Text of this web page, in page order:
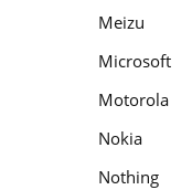
Meizu
Microsoft
Motorola
Nokia
Nothing